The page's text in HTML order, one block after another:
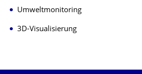
Umweltmonitoring
3D-Visualisierung